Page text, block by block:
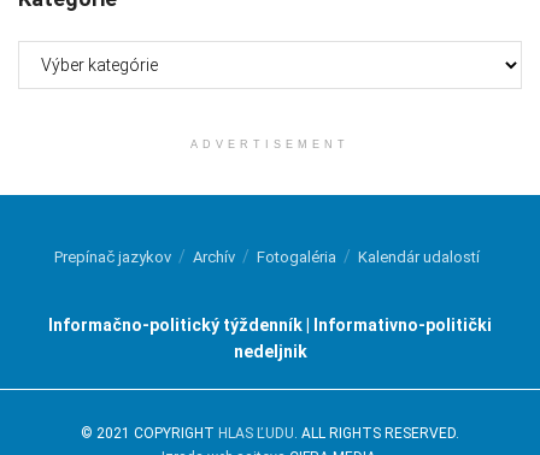
ADVERTISEMENT
Prepínač jazykov Archív Fotogaléria Kalendár udalostí
Informačno-politický týždenník | Informativno-politički
nedeljnik
© 2021 COPYRIGHT HLAS ĽUDU. ALL RIGHTS RESERVED.